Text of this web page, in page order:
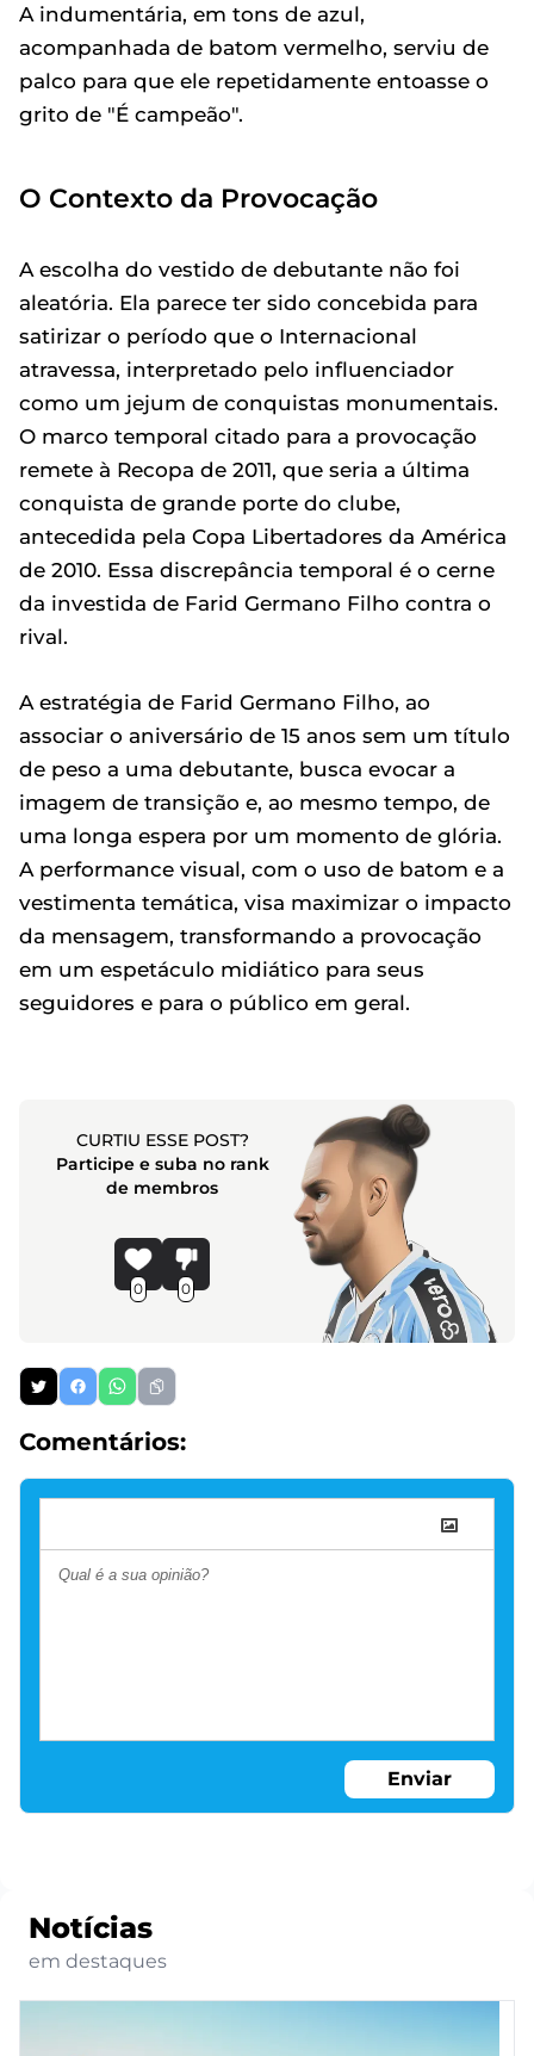
A indumentária, em tons de azul,
acompanhada de batom vermelho, serviu de
palco para que ele repetidamente entoasse o
grito de "É campeão".
O Contexto da Provocação
A escolha do vestido de debutante não foi
aleatória. Ela parece ter sido concebida para
satirizar o período que o Internacional
atravessa, interpretado pelo influenciador
como um jejum de conquistas monumentais.
O marco temporal citado para a provocação
remete à Recopa de 2011, que seria a última
conquista de grande porte do clube,
antecedida pela Copa Libertadores da América
de 2010. Essa discrepância temporal é o cerne
da investida de Farid Germano Filho contra o
rival.
A estratégia de Farid Germano Filho, ao
associar o aniversário de 15 anos sem um título
de peso a uma debutante, busca evocar a
imagem de transição e, ao mesmo tempo, de
uma longa espera por um momento de glória.
A performance visual, com o uso de batom e a
vestimenta temática, visa maximizar o impacto
da mensagem, transformando a provocação
em um espetáculo midiático para seus
seguidores e para o público em geral.
CURTIU ESSE POST?
Participe e suba no rank
de membros
0 0
Comentários:
Enviar
Notícias
em destaques